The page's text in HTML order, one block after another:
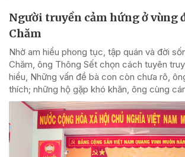
Người truyền cảm hứng ở vùng
Chăm
Nhờ am hiểu phong tục, tập quán và đời
Chăm, ông Thông Sết chọn cách tuyên
hiểu, Những vấn đề bà con còn chưa rõ,
thích; những hộ gặp khó khăn, ông cùng